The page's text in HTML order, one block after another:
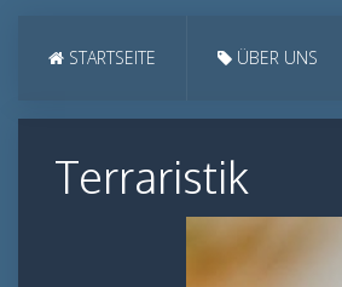
STARTSEITE ÜBER UNS
Terraristik